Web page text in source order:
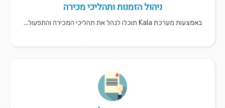
ניהול הזמנות ותהליכי מכירה
באמצעות מערכת Kala תוכלו לנהל את תהליכי המכירה והתפעול...